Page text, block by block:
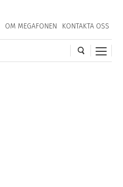
OM MEGAFONEN KONTAKTA OSS